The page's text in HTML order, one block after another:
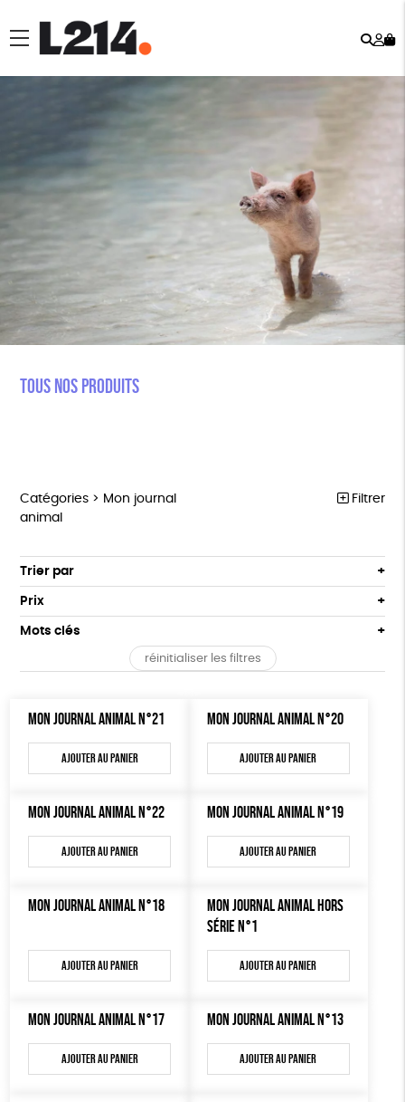
menu
Tous nos produits
Catégories > Mon journal
animal
Filtrer
MARCHE POUR LA FERMETURE DES ABATTOIRS
OUTILS MILITANTS
TRACTS
CARTES
BROCHURES
MON JOURNAL ANIMAL
POSTERS ÉDUCATIFS
CUISINE / NUTRITION
Trier par
Par défaut
Popularité
Prix : du - cher au + cher
Prix
Tous
50 € - 100 €
150 € - 200 €
Mots clés
OEKO-Tex, PETA approuved vegan
réinitialiser les filtres
MON JOURNAL ANIMAL N°21
Ajouter au panier
MON JOURNAL ANIMAL N°20
Ajouter au panier
MON JOURNAL ANIMAL N°22
Ajouter au panier
MON JOURNAL ANIMAL N°19
Ajouter au panier
MON JOURNAL ANIMAL N°18
Ajouter au panier
MON JOURNAL ANIMAL HORS
SÉRIE N°1
Ajouter au panier
MON JOURNAL ANIMAL N°17
Ajouter au panier
MON JOURNAL ANIMAL N°13
Ajouter au panier